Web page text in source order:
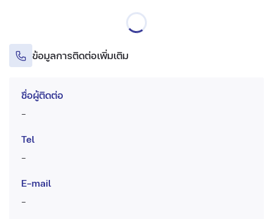
ข้อมูลการติดต่อเพิ่มเติม
ชื่อผู้ติดต่อ
-
Tel
-
E-mail
-